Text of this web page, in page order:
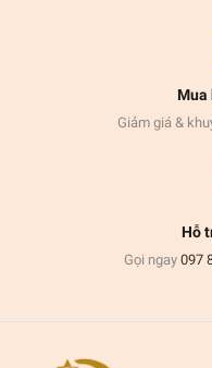
Mua
Giảm giá &
Hỗ
Gọi ngay 097